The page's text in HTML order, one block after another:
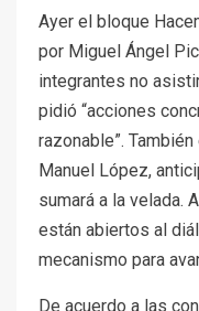
Ayer el bloque
por Miguel Ángel
integrantes no
pidió “acciones
razonable”.
Manuel López,
sumará a la velada.
están abiertos al
mecanismo para
De acuerdo a las